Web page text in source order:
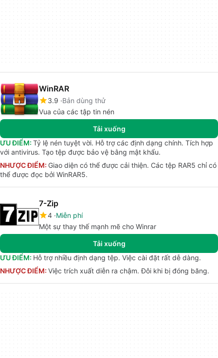
WinRAR
3.9 Bản dùng thử
Vua của các tập tin nén
Tải xuống
ƯU ĐIỂM: Tỷ lệ nén tuyệt vời. Hỗ trợ các định dạng chính. Tích hợp
với antivirus. Tạo tệp được bảo vệ bằng mật khẩu.
NHƯỢC ĐIỂM: Giao diện có thể được cải thiện. Các tệp RAR5 chỉ có
thể được đọc bởi WinRAR5.
7-Zip
4 Miễn phí
Một sự thay thế mạnh mẽ cho Winrar
Tải xuống
ƯU ĐIỂM: Hỗ trợ nhiều định dạng tệp. Việc cài đặt rất dễ dàng.
NHƯỢC ĐIỂM: Việc trích xuất diễn ra chậm. Đôi khi bị đóng băng.